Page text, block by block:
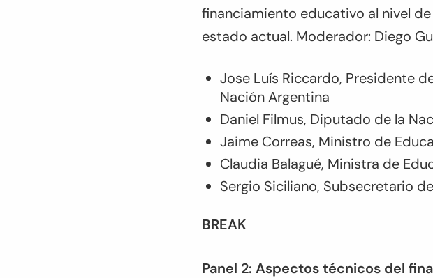
financiamiento educativo al nivel
estado actual. Moderador: Diego
Jose Luís Riccardo, Presidente
Nación Argentina
Daniel Filmus, Diputado de la
Jaime Correas, Ministro de
Claudia Balagué, Ministra de
Sergio Siciliano, Subsecretario
BREAK
Panel 2: Aspectos técnicos del